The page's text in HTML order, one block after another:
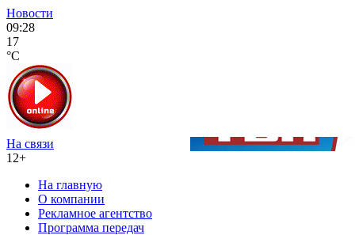
Новости
09:28
17
°C
На связи
12+
На главную
О компании
Рекламное агентство
Программа передач